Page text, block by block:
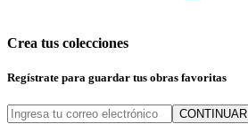
Crea tus colecciones
Regístrate para guardar tus obras favoritas
CONTINUAR